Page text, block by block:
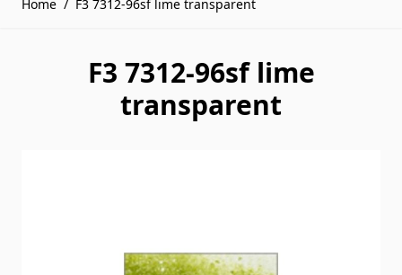
Home / F3 7312-96sf lime transparent
F3 7312-96sf lime
transparent